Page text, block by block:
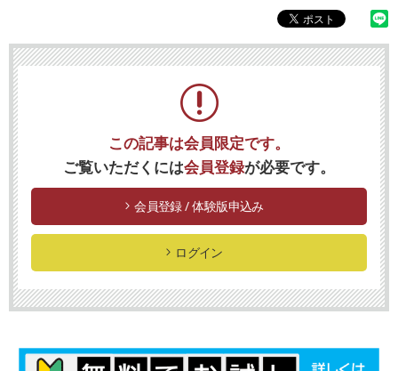
この記事は会員限定です。
ご覧いただくには会員登録が必要です。
会員登録 / 体験版申込み
ログイン